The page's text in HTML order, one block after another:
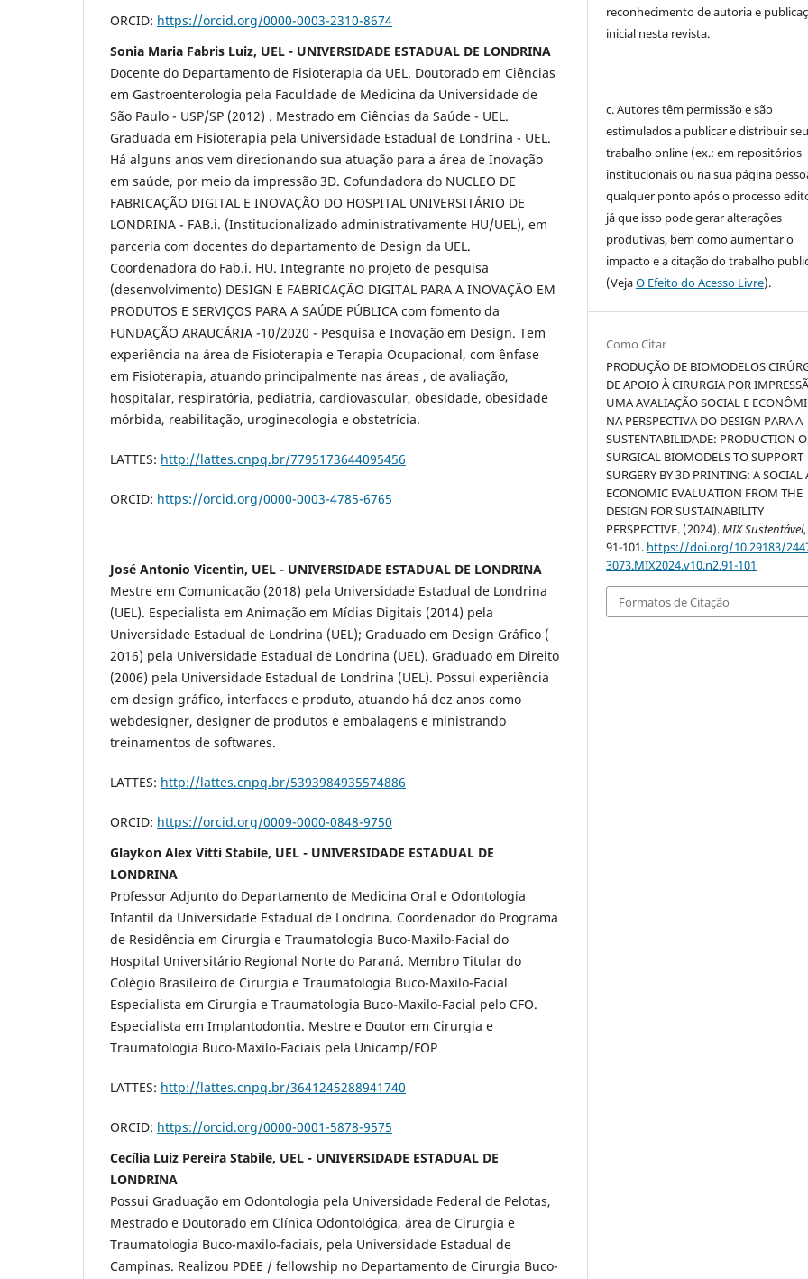
ORCID: https://orcid.org/0000-0003-2310-8674
Sonia Maria Fabris Luiz, UEL - UNIVERSIDADE ESTADUAL DE LONDRINA
Docente do Departamento de Fisioterapia da UEL. Doutorado em Ciências
em Gastroenterologia pela Faculdade de Medicina da Universidade de
São Paulo - USP/SP (2012) . Mestrado em Ciências da Saúde - UEL.
Graduada em Fisioterapia pela Universidade Estadual de Londrina - UEL.
Há alguns anos vem direcionando sua atuação para a área de Inovação
em saúde, por meio da impressão 3D. Cofundadora do NUCLEO DE
FABRICAÇÃO DIGITAL E INOVAÇÃO DO HOSPITAL UNIVERSITÁRIO DE
LONDRINA - FAB.i. (Institucionalizado administrativamente HU/UEL), em
parceria com docentes do departamento de Design da UEL.
Coordenadora do Fab.i. HU. Integrante no projeto de pesquisa
(desenvolvimento) DESIGN E FABRICAÇÃO DIGITAL PARA A INOVAÇÃO EM
PRODUTOS E SERVIÇOS PARA A SAÚDE PÚBLICA com fomento da
FUNDAÇÃO ARAUCÁRIA -10/2020 - Pesquisa e Inovação em Design. Tem
experiência na área de Fisioterapia e Terapia Ocupacional, com ênfase
em Fisioterapia, atuando principalmente nas áreas , de avaliação,
hospitalar, respiratória, pediatria, cardiovascular, obesidade, obesidade
mórbida, reabilitação, uroginecologia e obstetrícia.
LATTES: http://lattes.cnpq.br/7795173644095456
ORCID: https://orcid.org/0000-0003-4785-6765
José Antonio Vicentin, UEL - UNIVERSIDADE ESTADUAL DE LONDRINA
Mestre em Comunicação (2018) pela Universidade Estadual de Londrina
(UEL). Especialista em Animação em Mídias Digitais (2014) pela
Universidade Estadual de Londrina (UEL); Graduado em Design Gráfico (
2016) pela Universidade Estadual de Londrina (UEL). Graduado em Direito
(2006) pela Universidade Estadual de Londrina (UEL). Possui experiência
em design gráfico, interfaces e produto, atuando há dez anos como
webdesigner, designer de produtos e embalagens e ministrando
treinamentos de softwares.
LATTES: http://lattes.cnpq.br/5393984935574886
ORCID: https://orcid.org/0009-0000-0848-9750
Glaykon Alex Vitti Stabile, UEL - UNIVERSIDADE ESTADUAL DE
LONDRINA
Professor Adjunto do Departamento de Medicina Oral e Odontologia
Infantil da Universidade Estadual de Londrina. Coordenador do Programa
de Residência em Cirurgia e Traumatologia Buco-Maxilo-Facial do
Hospital Universitário Regional Norte do Paraná. Membro Titular do
Colégio Brasileiro de Cirurgia e Traumatologia Buco-Maxilo-Facial
Especialista em Cirurgia e Traumatologia Buco-Maxilo-Facial pelo CFO.
Especialista em Implantodontia. Mestre e Doutor em Cirurgia e
Traumatologia Buco-Maxilo-Faciais pela Unicamp/FOP
LATTES: http://lattes.cnpq.br/3641245288941740
ORCID: https://orcid.org/0000-0001-5878-9575
Cecília Luiz Pereira Stabile, UEL - UNIVERSIDADE ESTADUAL DE
LONDRINA
Possui Graduação em Odontologia pela Universidade Federal de Pelotas,
Mestrado e Doutorado em Clínica Odontológica, área de Cirurgia e
Traumatologia Buco-maxilo-faciais, pela Universidade Estadual de
Campinas. Realizou PDEE / fellowship no Departamento de Cirurgia Buco-
reconhecimento de autoria e
inicial nesta revista.
c. Autores têm permissão e são
estimulados a publicar e distribuir
trabalho online (ex.: em repositórios
institucionais ou na sua página
qualquer ponto após o processo
já que isso pode gerar alterações
produtivas, bem como aumentar o
impacto e a citação do trabalho
(VejaO Efeito do Acesso Livre).
Como Citar
PRODUÇÃO DE BIOMODELOS
DE APOIO À CIRURGIA POR
UMA AVALIAÇÃO SOCIAL E
NA PERSPECTIVA DO DESIGN PARA A
SUSTENTABILIDADE: PRODUCTION
SURGICAL BIOMODELS TO SUPPORT
SURGERY BY 3D PRINTING: A SOCIAL
ECONOMIC EVALUATION FROM THE
DESIGN FOR SUSTAINABILITY
PERSPECTIVE. (2024).MIX Sustentável
91-101. https://doi.org/10.29183/
3073.MIX2024.v10.n2.91-101
Formatos de Citação